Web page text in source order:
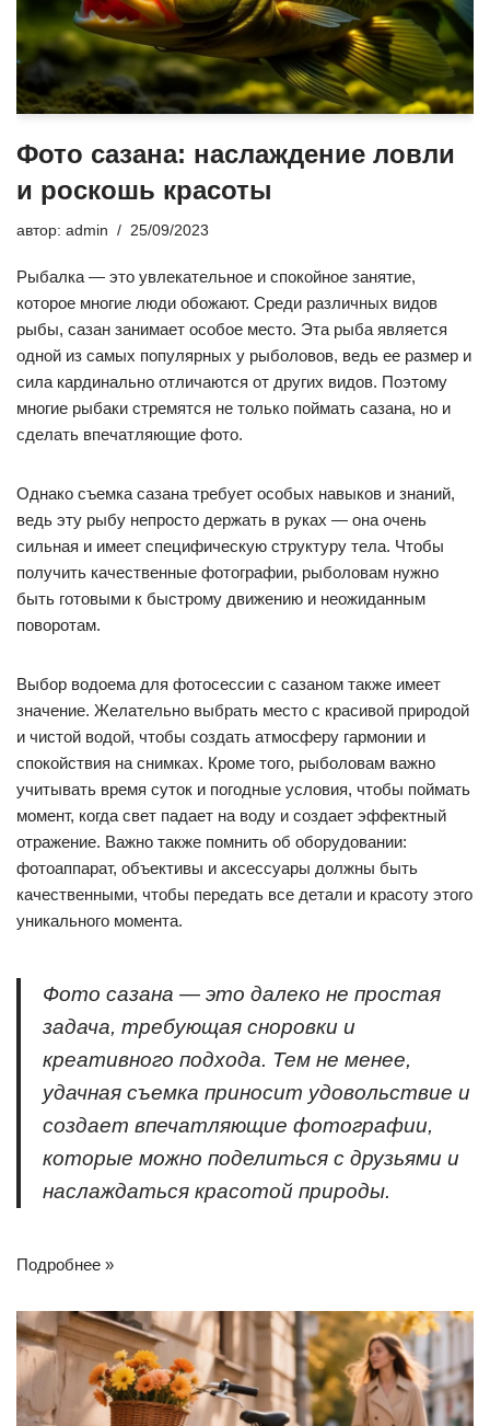
Фото сазана: наслаждение ловли
и роскошь красоты
автор: admin 25/09/2023
Рыбалка — это увлекательное и спокойное занятие,
которое многие люди обожают. Среди различных видов
рыбы, сазан занимает особое место. Эта рыба является
одной из самых популярных у рыболовов, ведь ее размер и
сила кардинально отличаются от других видов. Поэтому
многие рыбаки стремятся не только поймать сазана, но и
сделать впечатляющие фото.
Однако съемка сазана требует особых навыков и знаний,
ведь эту рыбу непросто держать в руках — она очень
сильная и имеет специфическую структуру тела. Чтобы
получить качественные фотографии, рыболовам нужно
быть готовыми к быстрому движению и неожиданным
поворотам.
Выбор водоема для фотосессии с сазаном также имеет
значение. Желательно выбрать место с красивой природой
и чистой водой, чтобы создать атмосферу гармонии и
спокойствия на снимках. Кроме того, рыболовам важно
учитывать время суток и погодные условия, чтобы поймать
момент, когда свет падает на воду и создает эффектный
отражение. Важно также помнить об оборудовании:
фотоаппарат, объективы и аксессуары должны быть
качественными, чтобы передать все детали и красоту этого
уникального момента.
Фото сазана — это далеко не простая
задача, требующая сноровки и
креативного подхода. Тем не менее,
удачная съемка приносит удовольствие и
создает впечатляющие фотографии,
которые можно поделиться с друзьями и
наслаждаться красотой природы.
Подробнее »